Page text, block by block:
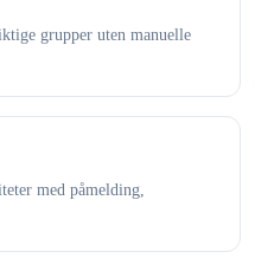
grupper uten manuelle
med påmelding,